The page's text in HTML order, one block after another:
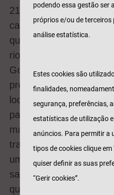
21Km, uma mini-
caminhada de 5 Km,
que correram e
rio Douro, entre
Gondomar. A Generali
presente com uma
local com a o stand
para que cada atleta
mais valoriza e fizesse
tranquila. No final
uma happy hour com
saudáveis e um “shot
que todos
podendo essa gestão ser
próprios e/ou de terceiros
análise estatística.
Estes cookies são
finalidades,
segurança, preferências,
estatísticas de utilização
anúncios. Para permitir a
tipos de cookies clique em
quiser definir as suas
“Gerir cookies”.